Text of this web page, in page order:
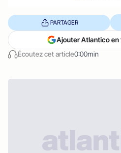
Écoutez cet article0:00min
PARTAGER
Ajouter Atlantico en